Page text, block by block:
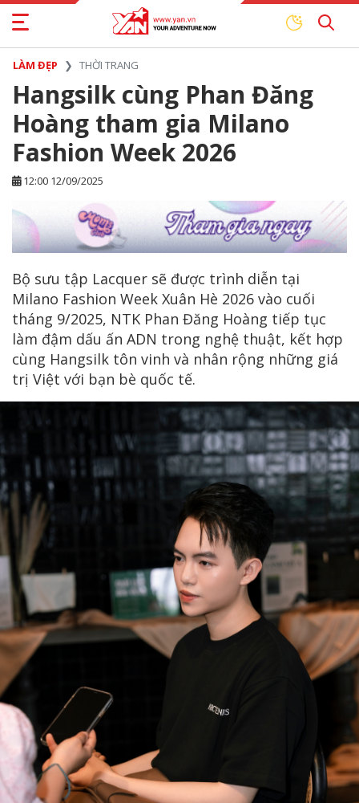
LÀM ĐẸP THỜI TRANG
Hangsilk cùng Phan Đăng
Hoàng tham gia Milano
Fashion Week 2026
12:00 12/09/2025
Bộ sưu tập Lacquer sẽ được trình diễn tại
Milano Fashion Week Xuân Hè 2026 vào cuối
tháng 9/2025, NTK Phan Đăng Hoàng tiếp tục
làm đậm dấu ấn ADN trong nghệ thuật, kết hợp
cùng Hangsilk tôn vinh và nhân rộng những giá
trị Việt với bạn bè quốc tế.